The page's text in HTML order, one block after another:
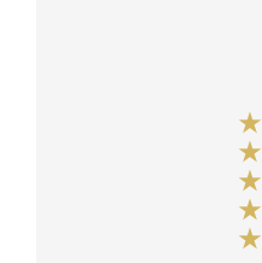
★
★
★
★
★